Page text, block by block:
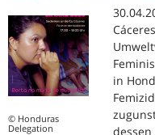
© Honduras
Delegation
in